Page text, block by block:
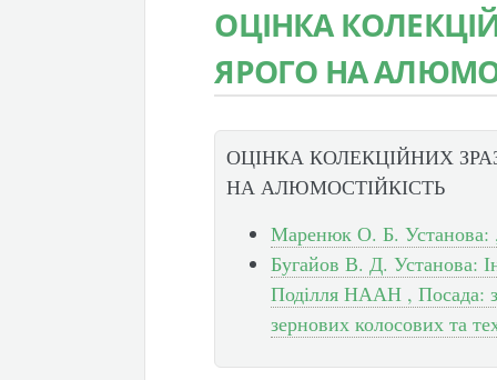
ОЦІНКА
ЯРОГО НА
ОЦІНКА КОЛЕКЦІЙНИХ
НА АЛЮМОСТІЙКІСТЬ
Маренюк О. Б. Установа:
Бугайов В. Д. Установа:
Поділля НААН , Посада:
зернових колосових та